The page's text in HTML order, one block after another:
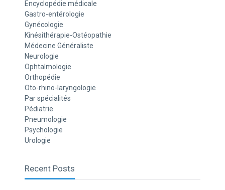
Encyclopédie médicale
Gastro-entérologie
Gynécologie
Kinésithérapie-Ostéopathie
Médecine Généraliste
Neurologie
Ophtalmologie
Orthopédie
Oto-rhino-laryngologie
Par spécialités
Pédiatrie
Pneumologie
Psychologie
Urologie
Recent Posts